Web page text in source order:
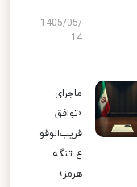
1405/05/
14
ماجرای
«توافق
قریب‌الوقو
ع تنگه
هرمز»